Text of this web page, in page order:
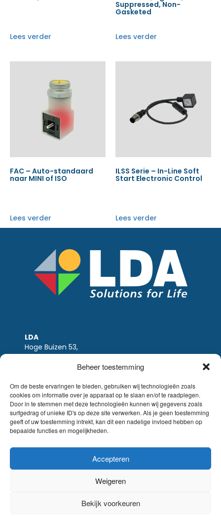
Beheer toestemming
Om de beste ervaringen te bieden, gebruiken wij technologieën zoals
cookies om informatie over je apparaat op te slaan en/of te raadplegen.
Door in te stemmen met deze technologieën kunnen wij gegevens zoals
surfgedrag of unieke ID's op deze site verwerken. Als je geen toestemming
geeft of uw toestemming intrekt, kan dit een nadelige invloed hebben op
bepaalde functies en mogelijkheden.
Accepteren
Weigeren
Bekijk voorkeuren
Lees verder
Suppressed, Non-
Gasketed
Lees verder
FAC – Auto-standaard
naar MINI of ISO
Lees verder
ILSS Serie – In-Line Soft
Start Electronic Control
Lees verder
LDA
Hoge Buizen 53,
1980 EPPEGEM
Tel +32 (0)2-266.13.13
LDA@LDA.be
BTW: BE0405.895.609
IBAN: KBC / BE51 7340 2410 9862
BIC: KBC / KREDBEBB
Wettelijke-disclaimer
verkoopsvoorwaarden
© LDA Belgium, all rights reserved.